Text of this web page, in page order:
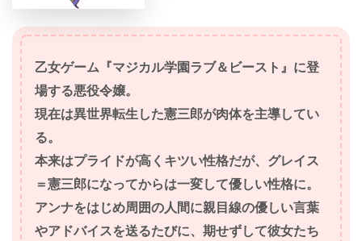
乙女ゲーム『マジカル学園ラブ＆ビースト』に登
場する悪役令嬢。
現在は異世界転生した憲三郎が肉体を主導してい
る。
本来はプライドが高くキツい性格だが、グレイス
＝憲三郎になってからは一変して優しい性格に。
アンナをはじめ周囲の人間に親目線の優しい言葉
やアドバイスを送るたびに、期せずして彼女たち